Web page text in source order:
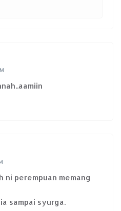
ni perempuan memang
sampai syurga.